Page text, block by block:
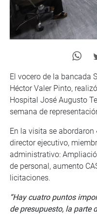
El vocero de la bancada
Héctor Valer Pinto,
Hospital José Augusto
semana de
En la visita se
director ejecutivo,
administrativo:
de personal, aumento
licitaciones.
“Hay cuatro puntos
de presupuesto, la parte